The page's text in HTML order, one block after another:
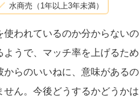
水商売（1年以上3年未満）
使われているのか分からない
ようで、マッチ率を上げるた
らのいいねに、意味がある
ん。今後どうするかどうか